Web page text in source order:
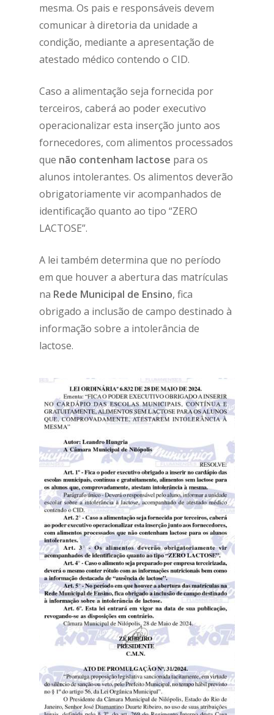
mesma. Os pais e responsáveis devem
comunicar à diretoria da unidade a
condição, mediante a apresentação de
atestado médico contendo o CID.
Caso a alimentação seja fornecida por
terceiros, caberá ao poder executivo
operacionalizar esta inserção junto aos
fornecedores, com alimentos processados
que não contenham lactose para os
alunos intolerantes. Os alimentos deverão
obrigatoriamente vir acompanhados de
identificação quanto ao tipo “ZERO
LACTOSE”.
A lei também determina que no período
em que houver a abertura das matrículas
na Rede Municipal de Ensino, fica
obrigado a inclusão de campo destinado à
informação sobre a intolerância de
lactose.